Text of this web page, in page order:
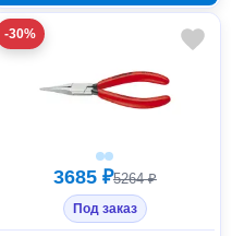
-30%
3685 ₽5264 ₽
Под заказ